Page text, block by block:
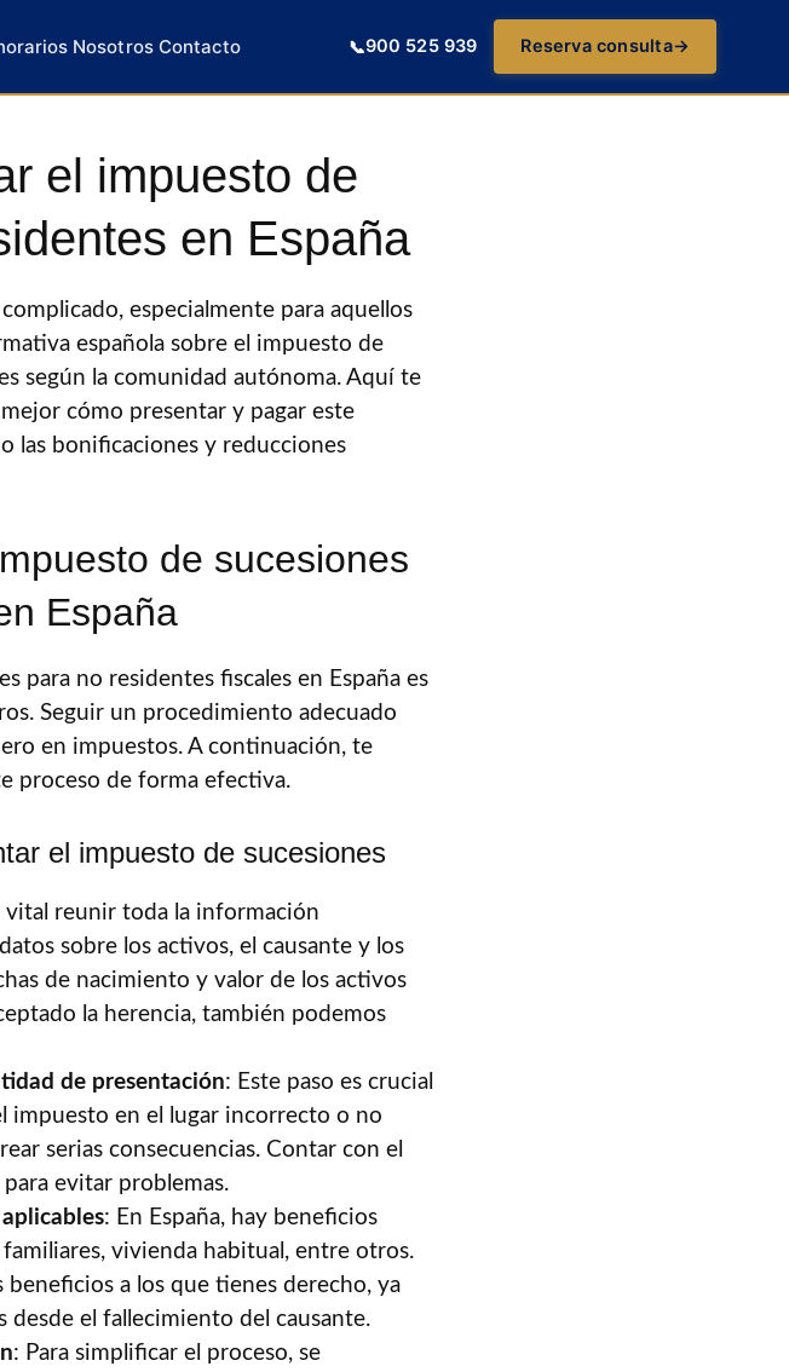
Nosotros Contacto 📞900 525 939 Reserva consulta→
el impuesto de
en España
especialmente para aquellos
española sobre el impuesto de
según la comunidad autónoma. Aquí te
cómo presentar y pagar este
las bonificaciones y reducciones
de sucesiones
España
para no residentes fiscales en España es
Seguir un procedimiento adecuado
en impuestos. A continuación, te
proceso de forma efectiva.
el impuesto de sucesiones
vital reunir toda la información
sobre los activos, el causante y los
de nacimiento y valor de los activos
la herencia, también podemos
de presentación: Este paso es crucial
impuesto en el lugar incorrecto o no
serias consecuencias. Contar con el
evitar problemas.
: En España, hay beneficios
vivienda habitual, entre otros.
a los que tienes derecho, ya
desde el fallecimiento del causante.
: Para simplificar el proceso, se